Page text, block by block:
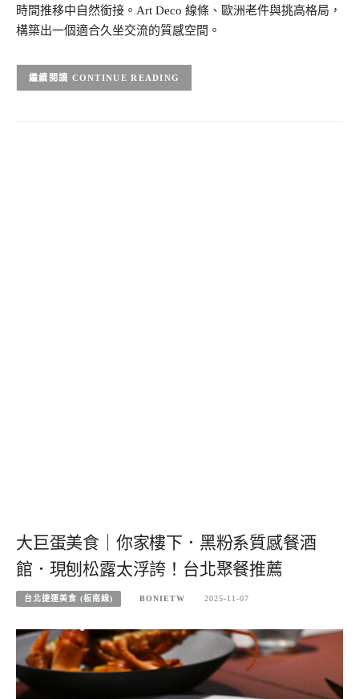
時間推移中自然銜接。Art Deco 線條、歐洲老件與挑高格局，
構築出一個適合久坐交流的質感空間。
CONTINUE READING
大巨蛋美食｜你家樓下．黑粉系質感餐酒
館．現刨松露太浮誇！台北聚餐推薦
台北捷運美食 (板南線) BONIETW 2025-11-07